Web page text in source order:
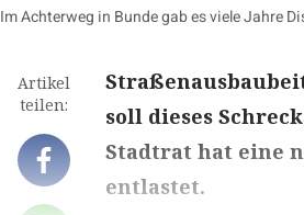
Im Achterweg in Bunde gab es viele Jahre
Artikel
teilen:
soll dieses
Stadtrat hat eine
entlastet.